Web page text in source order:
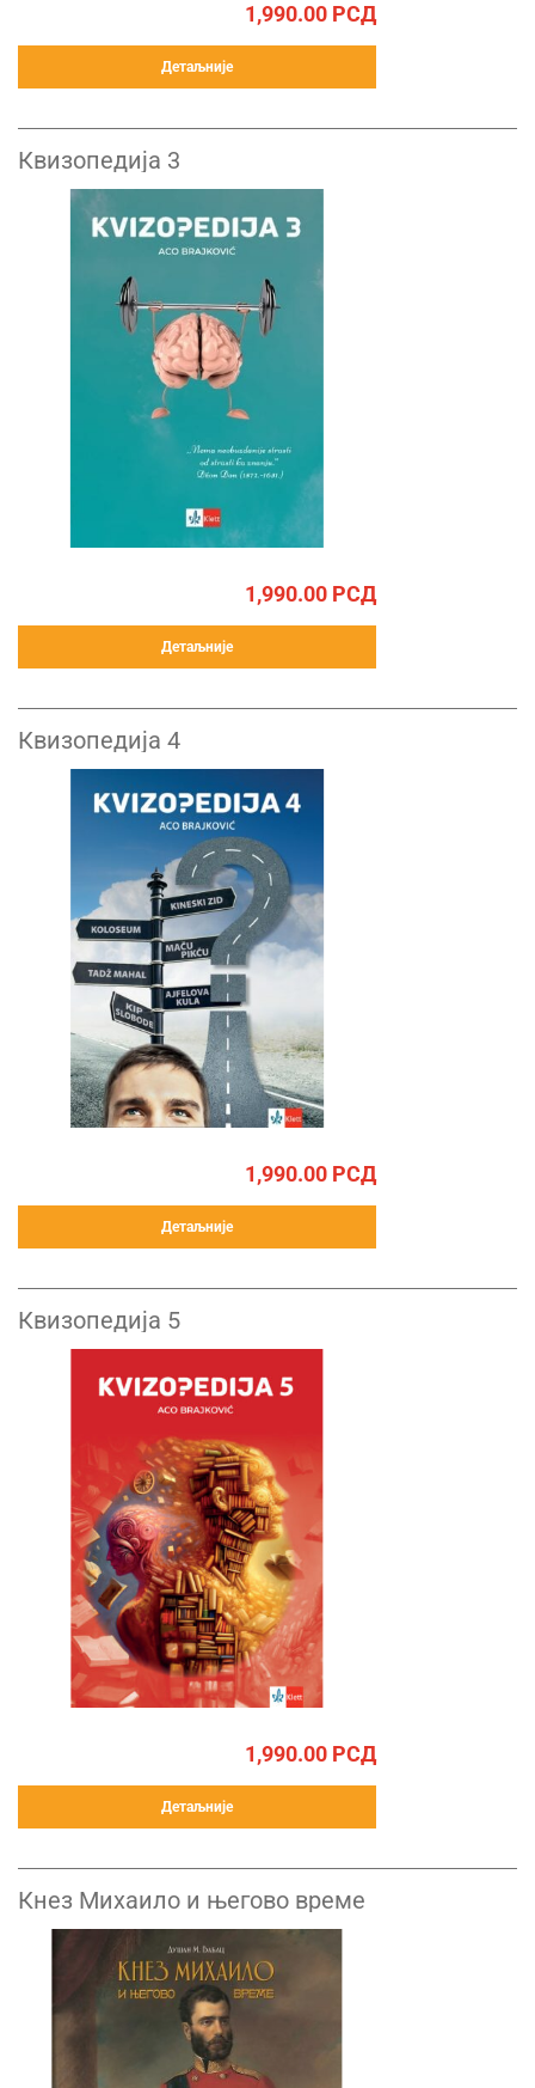
1,990.00 РСД
Детаљније
Квизопедија 3
1,990.00 РСД
Детаљније
Квизопедија 4
1,990.00 РСД
Детаљније
Квизопедија 5
1,990.00 РСД
Детаљније
Кнез Михаило и његово време